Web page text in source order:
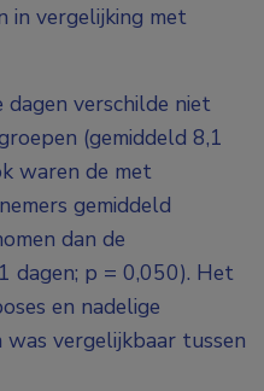
in vergelijking met
verschilde niet
(gemiddeld 8,1
waren de met
gemiddeld
dan de
dagen; p = 0,050). Het
en nadelige
vergelijkbaar tussen